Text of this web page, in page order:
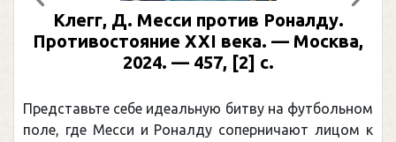
Клегг, Д. Месси против Роналду.
Противостояние XXI века. — Москва,
2024. — 457, [2] с.
Представьте себе идеальную битву на футбольном
поле, где Месси и Роналду соперничают лицом к
Предыдущий